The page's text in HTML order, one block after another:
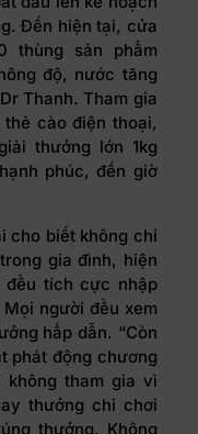
Đến hiện tại, cửa
thùng sản phẩm
độ, nước tăng
Thanh. Tham gia
cào điện thoại,
thưởng lớn 1kg
phúc, đến giờ
cho biết không chỉ
gia đình, hiện
đều tích cực nhập
người đều xem
hấp dẫn. “Còn
phát động chương
không tham gia vì
thưởng chỉ chơi
thưởng. Không